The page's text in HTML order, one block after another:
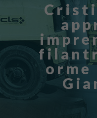
orme